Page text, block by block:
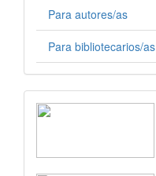
Para autores/as
Para bibliotecarios/as